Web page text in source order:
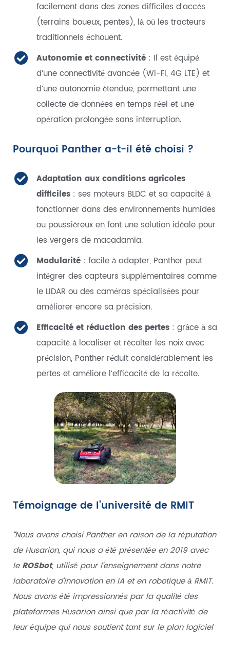
facilement dans des zones difficiles d'accès
(terrains boueux, pentes), là où les tracteurs
traditionnels échouent.
Autonomie et connectivité: Il est équipé
d'une connectivité avancée (Wi-Fi, 4G LTE) et
d'une autonomie étendue, permettant une
collecte de données en temps réel et une
opération prolongée sans interruption.
Pourquoi Panther a-t-il été choisi ?
Adaptation aux conditions agricoles
difficiles: ses moteurs BLDC et sa capacité à
fonctionner dans des environnements humides
ou poussiéreux en font une solution idéale pour
les vergers de macadamia.
Modularité: facile à adapter, Panther peut
intégrer des capteurs supplémentaires comme
le LIDAR ou des caméras spécialisées pour
améliorer encore sa précision.
Efficacité et réduction des pertes: grâce à sa
capacité à localiser et récolter les noix avec
précision, Panther réduit considérablement les
pertes et améliore l'efficacité de la récolte.
Témoignage de l’université de RMIT
“Nous avons choisi Panther en raison de la réputation
de Husarion, qui nous a été présentée en 2019 avec
le ROSbot, utilisé pour l’enseignement dans notre
laboratoire d’innovation en IA et en robotique à RMIT.
Nous avons été impressionnés par la qualité des
plateformes Husarion ainsi que par la réactivité de
leur équipe qui nous soutient tant sur le plan logiciel